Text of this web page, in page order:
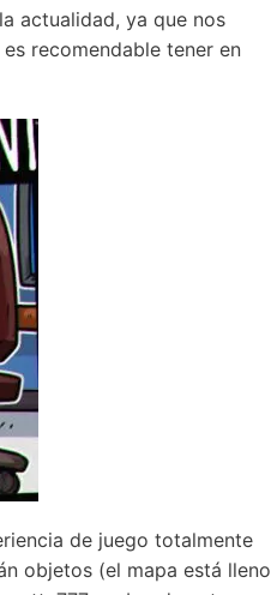
actualidad, ya que nos
recomendable tener en
de juego totalmente
objetos (el mapa está lleno